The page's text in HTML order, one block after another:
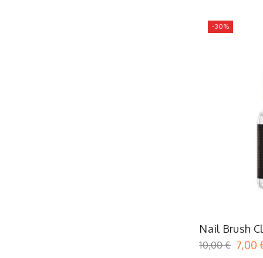
-30%
Nail Brush
10,00 € 7,00